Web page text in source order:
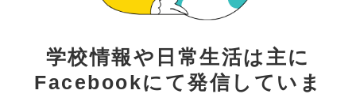
学校情報や日常生活は主に
Facebookにて発信していま